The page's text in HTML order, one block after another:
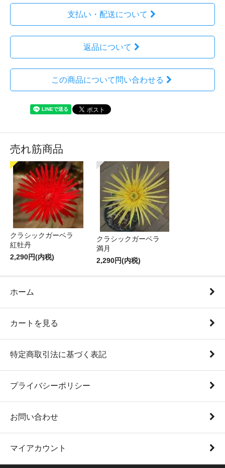
支払い・配送について
返品について
この商品について問い合わせる
売れ筋商品
クラシックガーベラ
紅牡丹
2,290円(内税)
クラシックガーベラ
満月
2,290円(内税)
ホーム
カートを見る
特定商取引法に基づく表記
プライバシーポリシー
お問い合わせ
マイアカウント